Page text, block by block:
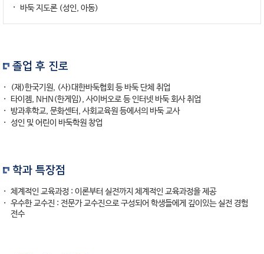
바둑 지도론 (성인, 아동)
졸업 후 진로
(재)한국기원, (사)대한바둑협회 등 바둑 단체 취업
타이젬, NHN(한게임), 사이버오로 등 인터넷 바둑 회사 취업
방과후학교, 문화센터, 사회교육원 등에서의 바둑 교사
성인 및 어린이 바둑학원 창업
학과 특장점
체계적인 교육과정 : 이론부터 실전까지 체계적인 교육과정을 제공
우수한 교수진 : 전문가 교수진으로 구성되어 학생들에게 깊이있는 실전 경험
전수